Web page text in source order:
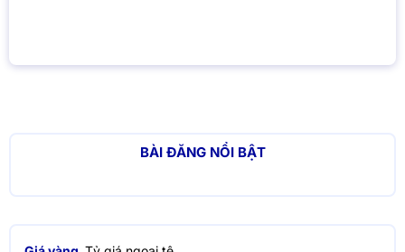
BÀI ĐĂNG NỔI BẬT